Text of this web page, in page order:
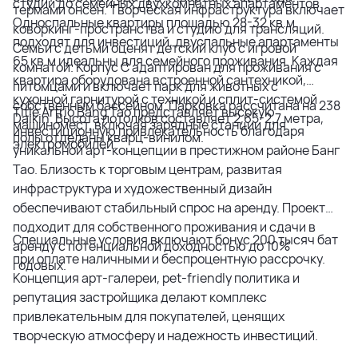
термами онсен. Творческая инфраструктура включает
коворкинг-пространства и студию для трансляций.
Семьи с детьми оценят детский клуб с игровой
комнатой. Корпус C адаптирован для проживания с
питомцами и включает парк для животных с
собственным бассейном. Парковка рассчитана на 238
машиномест, включая зарядные станции для
электромобилей.
Односпальные квартиры площадью 28-32 кв.м
подходят для инвестиций, двуспальные апартаменты
65 кв.м идеальны для семейного проживания. Каждая
квартира оборудована встроенной сантехникой,
кухонной гарнитурой с техникой и сплит-системой
Daikin. Высота потолков составляет 2,65-2,7 метра,
полы отделаны кварц-винилом.
Title Artrio Bang Tao представляет высокую
инвестиционную привлекательность благодаря
уникальной арт-концепции в престижном районе Банг
Тао. Близость к торговым центрам, развитая
инфраструктура и художественный дизайн
обеспечивают стабильный спрос на аренду. Проект
подходит для собственного проживания и сдачи в
аренду с потенциальной доходностью до 10%
годовых.
Специальные условия включают бонус 200 тысяч бат
при оплате наличными и беспроцентную рассрочку.
Концепция арт-галереи, pet-friendly политика и
репутация застройщика делают комплекс
привлекательным для покупателей, ценящих
творческую атмосферу и надежность инвестиций.